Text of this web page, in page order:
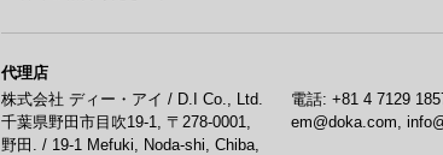
代理店
株式会社 ディー・アイ / D.I Co., Ltd.
千葉県野田市目吹19-1, 〒278-0001,
野田. / 19-1 Mefuki, Noda-shi, Chiba,
電話: +81 4 7129
em@doka.com,